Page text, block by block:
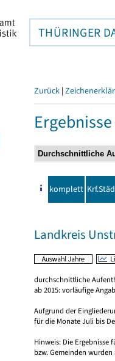
THÜRINGER
Zurück |
komplett
Landkreis
durchschnittliche
ab 2015: vorläufige
Aufgrund der
für die Monate Juli bis
Hinweis: Die
bzw. Gemeinden